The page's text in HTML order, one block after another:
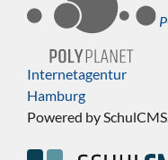
Internetagentur
Hamburg
Powered by